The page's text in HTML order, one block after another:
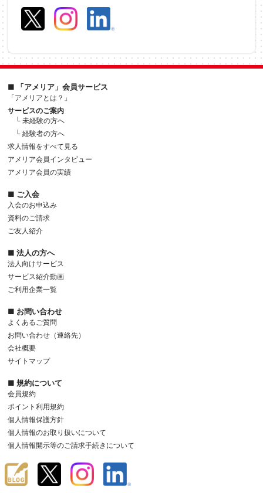
■ 「アメリア」会員サービス
「アメリアとは？」
サービスのご案内
└ 未経験の方へ
└ 経験者の方へ
求人情報をすべて見る
アメリア会員インタビュー
アメリア会員の実績
■ ご入会
入会のお申込み
資料のご請求
ご友人紹介
■ 法人の方へ
法人向けサービス
サービス紹介動画
ご利用企業一覧
■ お問い合わせ
よくあるご質問
お問い合わせ（連絡先）
会社概要
サイトマップ
■ 規約について
会員規約
ポイント利用規約
個人情報保護方針
個人情報のお取り扱いについて
個人情報開示等のご請求手続きについて